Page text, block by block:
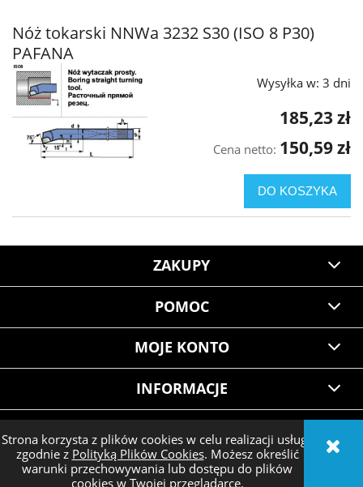
Strona korzysta z plików cookies w celu realizacji usług i
zgodnie z Polityką Plików Cookies. Możesz określić
warunki przechowywania lub dostępu do plików
cookies w Twojej przeglądarce.
Nóż tokarski NNWa 3232 S30 (ISO 8 P30)
PAFANA
Wysyłka w: 3 dni
185,23 zł
Cena netto: 150,59 zł
DO KOSZYKA
ZAKUPY
POMOC
MOJE KONTO
INFORMACJE
POKAŻ PEŁNĄ WERSJĘ STRONY